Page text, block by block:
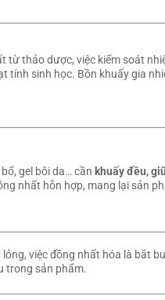
từ thảo dược, việc kiểm soát
tính sinh học. Bồn khuấy gia
gel bôi da… cần khuấy đều,
nhất hỗn hợp, mang lại sản
việc đồng nhất hóa là bắt
trong sản phẩm.